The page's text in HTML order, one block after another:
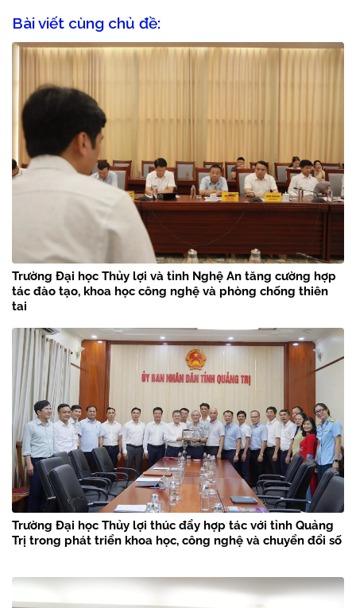
Bài viết cùng chủ đề:
Trường Đại học Thủy lợi và tỉnh Nghệ An tăng cường hợp
tác đào tạo, khoa học công nghệ và phòng chống thiên
tai
Trường Đại học Thủy lợi thúc đẩy hợp tác với tỉnh Quảng
Trị trong phát triển khoa học, công nghệ và chuyển đổi số